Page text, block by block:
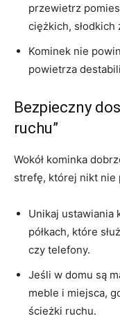
przewietrz
ciężkich, słodkich
Kominek nie
powietrza
Bezpieczny
ruchu”
Wokół kominka
strefę, której nikt nie
Unikaj ustawiania
półkach, które
czy telefony.
Jeśli w domu są
meble i miejsca,
ścieżki ruchu.